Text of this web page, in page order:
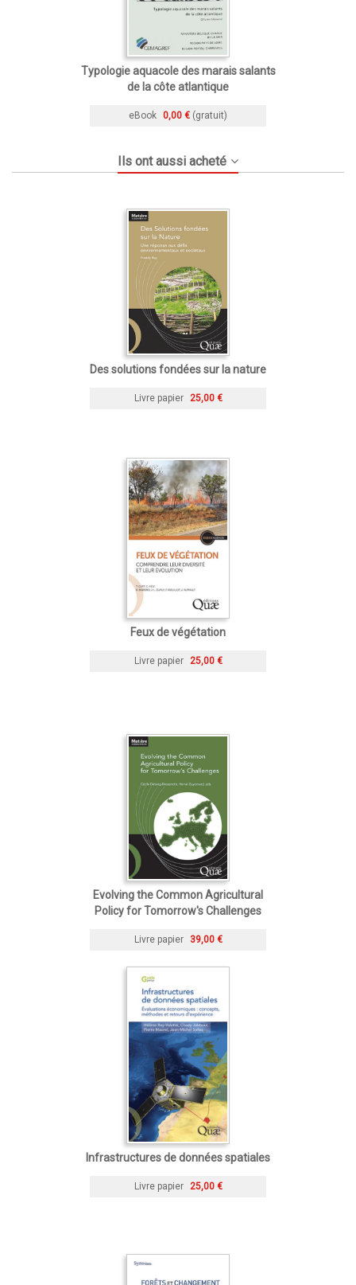
Typologie aquacole des marais salants
de la côte atlantique
eBook 0,00 € (gratuit)
Ils ont aussi acheté
Des solutions fondées sur la nature
Livre papier 25,00 €
Feux de végétation
Livre papier 25,00 €
Evolving the Common Agricultural
Policy for Tomorrow's Challenges
Livre papier 39,00 €
Infrastructures de données spatiales
Livre papier 25,00 €